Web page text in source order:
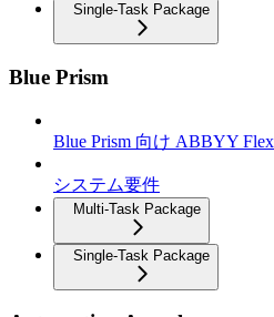
Single-Task Package
Blue Prism
Blue Prism 向け ABBYY
システム要件
Multi-Task Package
Single-Task Package